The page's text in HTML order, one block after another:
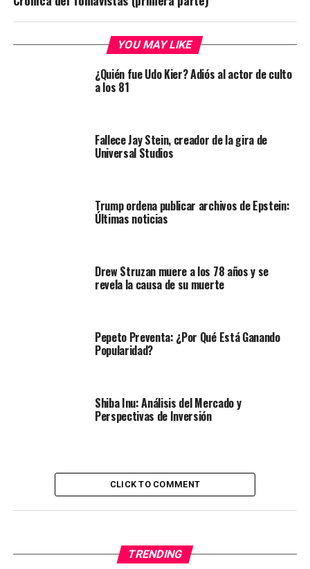
YOU MAY LIKE
¿Quién fue Udo Kier? Adiós al actor de culto
a los 81
Fallece Jay Stein, creador de la gira de
Universal Studios
Trump ordena publicar archivos de Epstein:
Últimas noticias
Drew Struzan muere a los 78 años y se
revela la causa de su muerte
Pepeto Preventa: ¿Por Qué Está Ganando
Popularidad?
Shiba Inu: Análisis del Mercado y
Perspectivas de Inversión
CLICK TO COMMENT
TRENDING